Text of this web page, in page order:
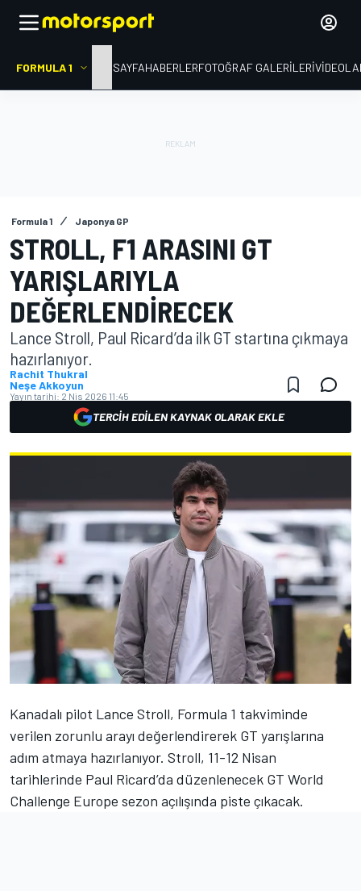
FORMULA 1 ANA SAYFAHABERLERFOTOĞRAF GALERILERI
Formula 1 Japonya GP
STROLL, F1 ARASINI GT
YARIŞLARIYLA
DEĞERLENDIRECEK
Lance Stroll, Paul Ricard’da ilk GT startına çıkmaya
hazırlanıyor.
Rachit Thukral
Neşe Akkoyun
Yayın tarihi: 2 Nis 2026 11:45
TERCIH EDILEN KAYNAK OLARAK EKLE
Kanadalı pilot Lance Stroll, Formula 1 takviminde
verilen zorunlu arayı değerlendirerek GT yarışlarına
adım atmaya hazırlanıyor. Stroll, 11-12 Nisan
tarihlerinde Paul Ricard’da düzenlenecek GT World
Challenge Europe sezon açılışında piste çıkacak.